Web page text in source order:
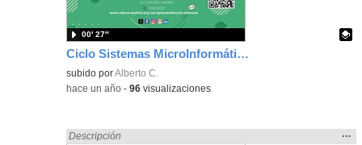
Ciclo Sistemas MicroInformáticos y Redes - Alberto Corredera
Contenido educativo.
subido porAlberto C.
00′ 27″
-hace un año -96 visualizaciones
Encontrado «Sistemas Microinformáticos y Redes» en:
Descripción …